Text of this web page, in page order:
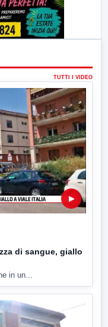
TUTTI I VIDEO
▶
di sangue, giallo
in un...